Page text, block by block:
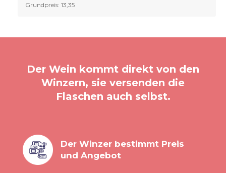
Grundpreis: 13,35
Der Wein kommt direkt von den
Winzern, sie versenden die
Flaschen auch selbst.
Der Winzer bestimmt Preis
und Angebot